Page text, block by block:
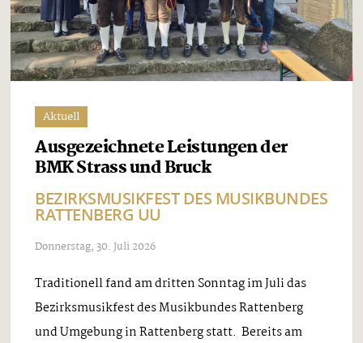
Aktuell
Ausgezeichnete Leistungen der
BMK Strass und Bruck
BEZIRKSMUSIKFEST DES MUSIKBUNDES
RATTENBERG UU
Donnerstag, 30. Juli 2026
Traditionell fand am dritten Sonntag im Juli das
Bezirksmusikfest des Musikbundes Rattenberg
und Umgebung in Rattenberg statt. Bereits am